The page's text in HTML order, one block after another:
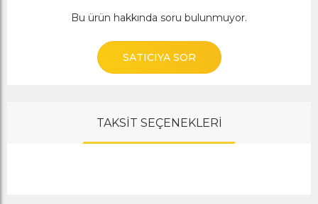
Bu ürün hakkında soru bulunmuyor.
SATICIYA SOR
TAKSİT SEÇENEKLERİ